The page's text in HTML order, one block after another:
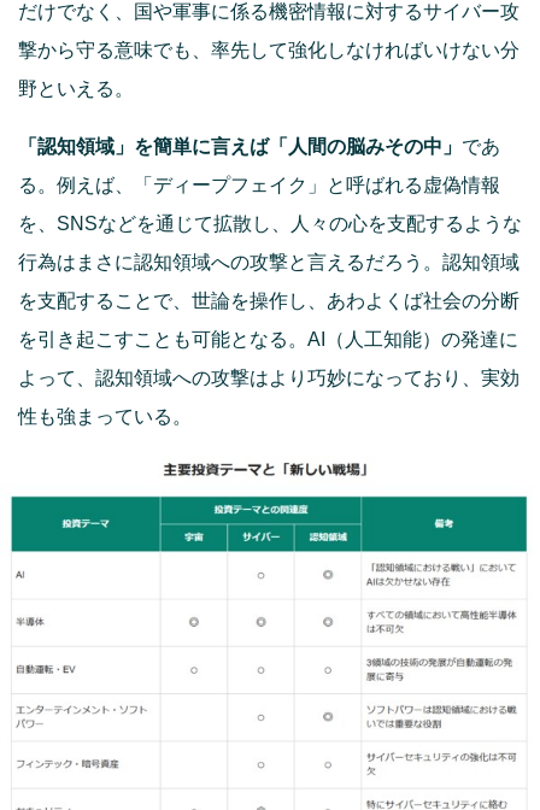
だけでなく、国や軍事に係る機密情報に対するサイバー攻
撃から守る意味でも、率先して強化しなければいけない分
野といえる。
「認知領域」を簡単に言えば「人間の脳みその中」 であ
る。例えば、「ディープフェイク」と呼ばれる虚偽情報
を、SNSなどを通じて拡散し、人々の心を支配するような
行為はまさに認知領域への攻撃と言えるだろう。認知領域
を支配することで、世論を操作し、あわよくば社会の分断
を引き起こすことも可能となる。AI（人工知能）の発達に
よって、認知領域への攻撃はより巧妙になっており、実効
性も強まっている。